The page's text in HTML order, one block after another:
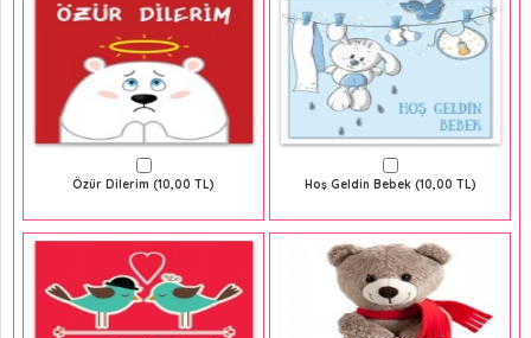
Özür Dilerim (10,00 TL) Hoş Geldin Bebek (10,00 TL)